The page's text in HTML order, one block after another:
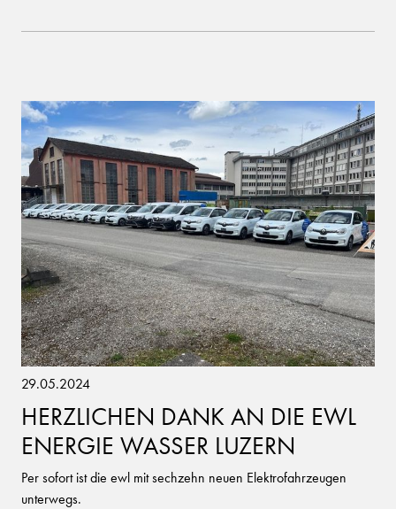
29.05.2024
HERZLICHEN DANK AN DIE EWL
ENERGIE WASSER LUZERN
Per sofort ist die ewl mit sechzehn neuen Elektrofahrzeugen
unterwegs.